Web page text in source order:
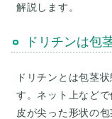
解説します。
ドリチンは包
ドリチンとは包茎
す。ネット上など
皮が尖った形状の